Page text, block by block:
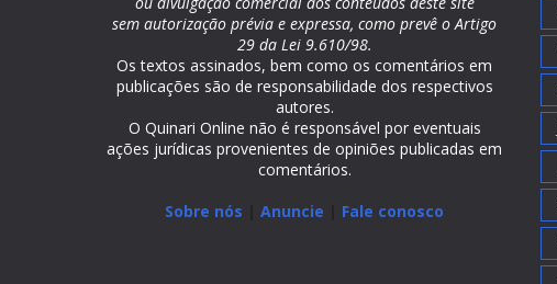
sem autorização prévia e expressa, como prevê o Artigo
29 da Lei 9.610/98.
Os textos assinados, bem como os comentários em
publicações são de responsabilidade dos respectivos
autores.
O Quinari Online não é responsável por eventuais
ações jurídicas provenientes de opiniões publicadas em
comentários.
Sobre nós |Anuncie Fale conosco